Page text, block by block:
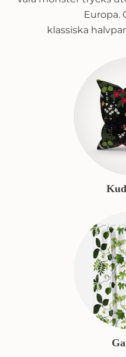
Europa.
klassiska